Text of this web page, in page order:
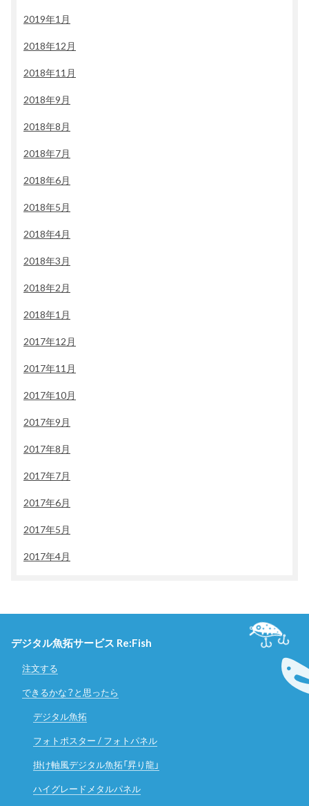
2019年1月
2018年12月
2018年11月
2018年9月
2018年8月
2018年7月
2018年6月
2018年5月
2018年4月
2018年3月
2018年2月
2018年1月
2017年12月
2017年11月
2017年10月
2017年9月
2017年8月
2017年7月
2017年6月
2017年5月
2017年4月
デジタル魚拓サービス Re:Fish
注文する
できるかな？と思ったら
デジタル魚拓
フォトポスター / フォトパネル
掛け軸風デジタル魚拓「昇り龍」
ハイグレードメタルパネル